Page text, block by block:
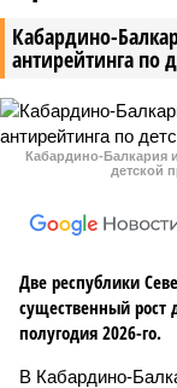
Кабардино-
антирейтинга по
Кабардино-Балкария
детской
Две республики
существенный рост
полугодия 2026-го.
В Кабардино-